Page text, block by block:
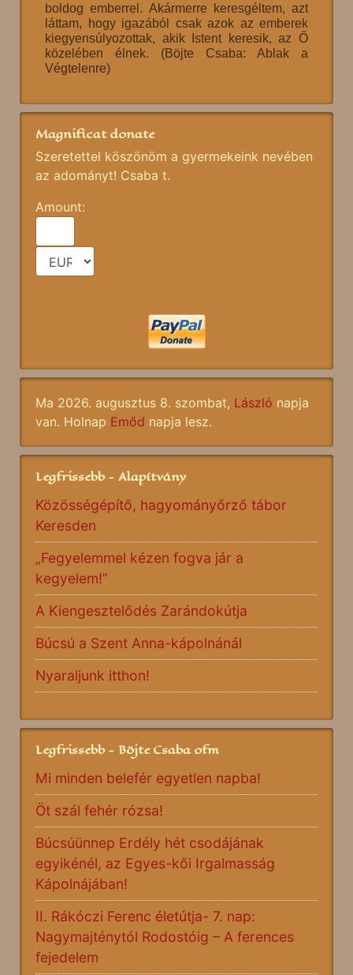
boldog emberrel. Akármerre keresgéltem, azt
láttam, hogy igazából csak azok az emberek
kiegyensúlyozottak, akik Istent keresik, az Ő
közelében élnek. (Böjte Csaba: Ablak a
Végtelenre)
Magnificat donate
Szeretettel köszönöm a gyermekeink nevében
az adományt! Csaba t.
Amount:
Ma 2026. augusztus 8. szombat, László napja
van. Holnap Emőd napja lesz.
Legfrissebb - Alapítvány
Közösségépítő, hagyományőrző tábor
Keresden
„Fegyelemmel kézen fogva jár a
kegyelem!”
A Kiengesztelődés Zarándokútja
Búcsú a Szent Anna-kápolnánál
Nyaraljunk itthon!
Legfrissebb - Böjte Csaba ofm
Mi minden belefér egyetlen napba!
Öt szál fehér rózsa!
Búcsúünnep Erdély hét csodájának
egyikénél, az Egyes-kői Irgalmasság
Kápolnájában!
II. Rákóczi Ferenc életútja- 7. nap:
Nagymajténytól Rodostóig – A ferences
fejedelem